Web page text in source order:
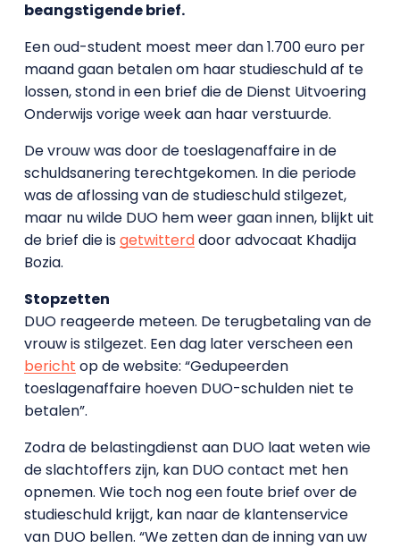
beangstigende brief.
Een oud-student moest meer dan 1.700 euro per
maand gaan betalen om haar studieschuld af te
lossen, stond in een brief die de Dienst Uitvoering
Onderwijs vorige week aan haar verstuurde.
De vrouw was door de toeslagenaffaire in de
schuldsanering terechtgekomen. In die periode
was de aflossing van de studieschuld stilgezet,
maar nu wilde DUO hem weer gaan innen, blijkt uit
de brief die isgetwitterddoor advocaat Khadija
Bozia.
Stopzetten
DUO reageerde meteen. De terugbetaling van de
vrouw is stilgezet. Een dag later verscheen een
bericht op de website: “Gedupeerden
toeslagenaffaire hoeven DUO-schulden niet te
betalen”.
Zodra de belastingdienst aan DUO laat weten wie
de slachtoffers zijn, kan DUO contact met hen
opnemen. Wie toch nog een foute brief over de
studieschuld krijgt, kan naar de klantenservice
van DUO bellen. “We zetten dan de inning van uw